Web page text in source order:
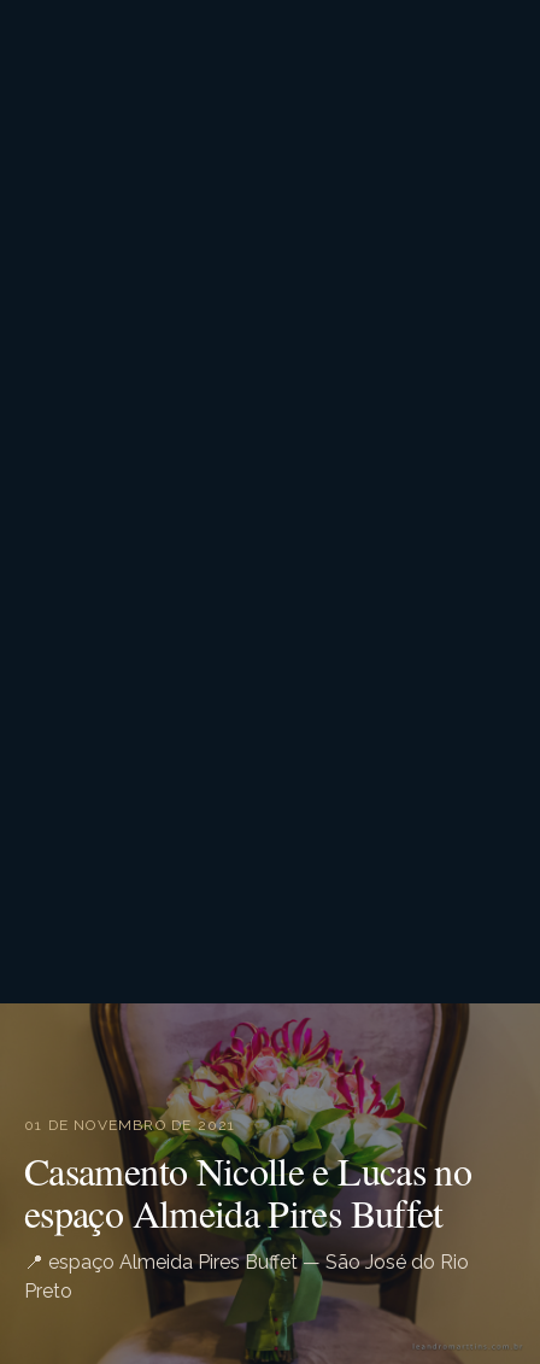
01 DE NOVEMBRO DE 2021
Casamento Nicolle e Lucas no
espaço Almeida Pires Buffet
📍 espaço Almeida Pires Buffet — São José do Rio
Preto